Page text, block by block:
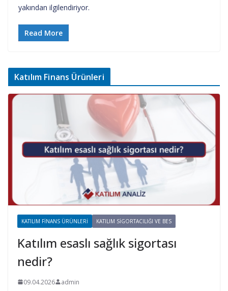
yakından ilgilendiriyor.
Read More
Katılım Finans Ürünleri
KATILIM FINANS ÜRÜNLERI KATILIM SIGORTACILIĞI VE BES
Katılım esaslı sağlık sigortası
nedir?
09.04.2026 admin